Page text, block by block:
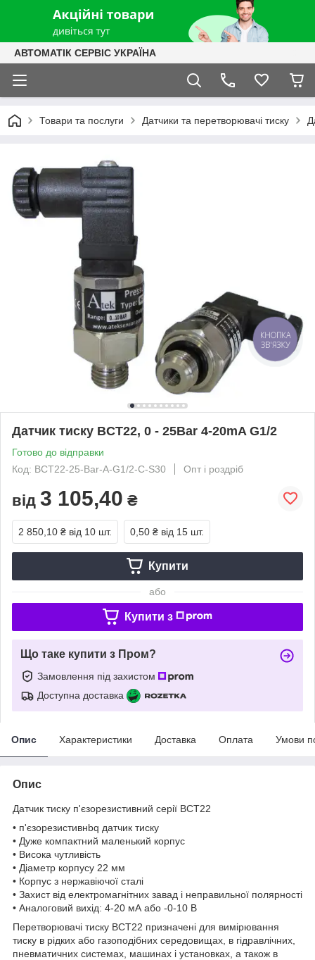
АВТОМАТІК СЕРВІС УКРАЇНА
Товари та послуги Датчики та перетворювачі тиску
Датчик тиску BCT22, 0 - 25Bar 4-20mA G1/2
Готово до відправки
Код: BCT22-25-Bar-A-G1/2-C-S30
Опт і роздріб
від 3 105,40 ₴
2 850,10 ₴ від 10 шт. 0,50 ₴ від 15 шт.
Купити
або
Купити з
Що таке купити з Пром?
Замовлення під захистом
Доступна доставка
Опис Характеристики Доставка Оплата Умови
Опис
Датчик тиску п'єзорезистивний серії BCT22
• п'єзорезистивнbq датчик тиску
• Дуже компактний маленький корпус
• Висока чутливість
• Діаметр корпусу 22 мм
• Корпус з нержавіючої сталі
• Захист від електромагнітних завад і неправильної полярності
• Аналоговий вихід: 4-20 мА або -0-10 В
Перетворювачі тиску BCT22 призначені для вимірювання
тиску в рідких або газоподібних середовищах, в гідравлічних,
пневматичних системах, машинах і установках, а також в
КНОПКА
ЗВ'ЯЗКУ